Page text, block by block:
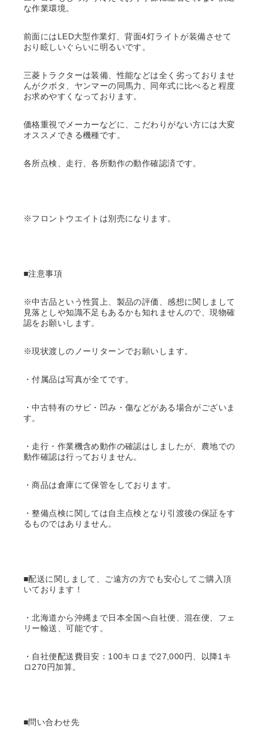
な作業環境。
前面にはLED大型作業灯、背面4灯ライトが装備させて
おり眩しいぐらいに明るいです。
三菱トラクターは装備、性能などは全く劣っておりませ
んがクボタ、ヤンマーの同馬力、同年式に比べると程度
お求めやすくなっております。
価格重視でメーカーなどに、こだわりがない方には大変
オススメできる機種です。
各所点検、走行、各所動作の動作確認済です。
※フロントウエイトは別売になります。
■注意事項
※中古品という性質上、製品の評価、感想に関しまして
見落としや知識不足もあるかも知れませんので、現物確
認をお願いします。
※現状渡しのノーリターンでお願いします。
・付属品は写真が全てです。
・中古特有のサビ・凹み・傷などがある場合がございま
す。
・走行・作業機含め動作の確認はしましたが、農地での
動作確認は行っておりません。
・商品は倉庫にて保管をしております。
・整備点検に関しては自主点検となり引渡後の保証をす
るものではありません。
■配送に関しまして、ご遠方の方でも安心してご購入頂
いております！
・北海道から沖縄まで日本全国へ自社便、混在便、フェ
リー輸送、可能です。
・自社便配送費目安：100キロまで27,000円、以降1キ
ロ270円加算。
■問い合わせ先